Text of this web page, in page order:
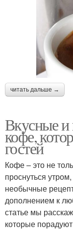
читать дальше →
Вкусные
кофе,
гостей
Кофе – это не
проснуться
необычные
дополнением к
статье мы
которые